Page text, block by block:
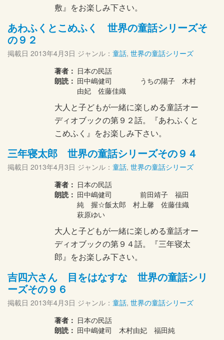
敷』をお楽しみ下さい。
あわふくとこめふく 世界の童話シリーズそ
の９２
掲載日 2013年4月3日 ジャンル： 童話, 世界の童話シリーズ
著者： 日本の民話
朗読： 田中嶋健司 うちの陽子 木村
由妃 佐藤佳織
大人と子どもが一緒に楽しめる童話オー
ディオブックの第９２話。『あわふくと
こめふく』をお楽しみ下さい。
三年寝太郎 世界の童話シリーズその９４
掲載日 2013年4月3日 ジャンル： 童話, 世界の童話シリーズ
著者： 日本の民話
朗読： 田中嶋健司 前田靖子 福田
純 握☆飯太郎 村上馨 佐藤佳織
萩原ゆい
大人と子どもが一緒に楽しめる童話オー
ディオブックの第９４話。『三年寝太
郎』をお楽しみ下さい。
吉四六さん 目をはなすな 世界の童話シリ
ーズその９６
掲載日 2013年4月3日 ジャンル： 童話, 世界の童話シリーズ
著者： 日本の民話
朗読： 田中嶋健司 木村由妃 福田純